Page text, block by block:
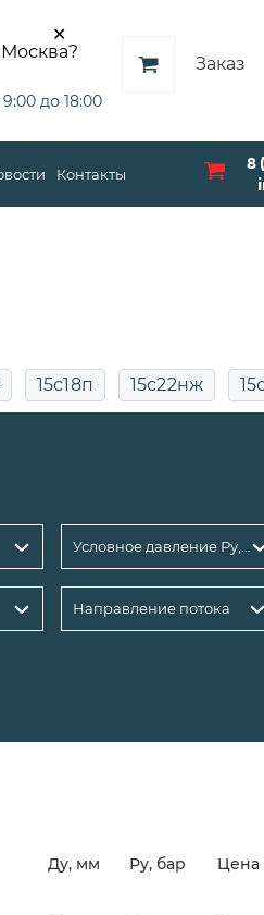
✕
до 18:00
Заказ
Контакты
8
15с18п 15с22нж
Направление потока
Ду, мм Ру, бар Цена